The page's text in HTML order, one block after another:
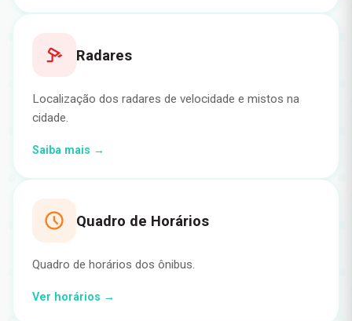
Radares
Localização dos radares de velocidade e mistos na
cidade.
Saiba mais →
Quadro de Horários
Quadro de horários dos ônibus.
Ver horários →